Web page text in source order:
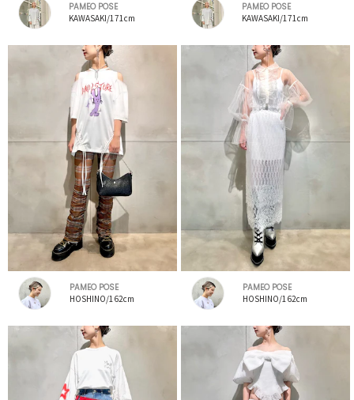
PAMEO POSE
KAWASAKI/171cm
PAMEO POSE
KAWASAKI/171cm
PAMEO POSE
HOSHINO/162cm
PAMEO POSE
HOSHINO/162cm